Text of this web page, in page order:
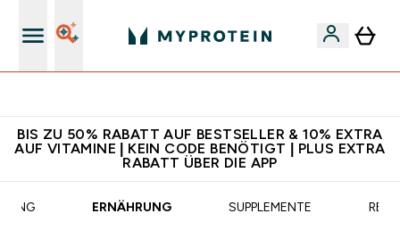
BIS ZU 50% RABATT AUF BESTSELLER & 10% EXTRA
AUF VITAMINE | KEIN CODE BENÖTIGT | PLUS EXTRA
RABATT ÜBER DIE APP
ERNÄHRUNG SUPPLEMENTE